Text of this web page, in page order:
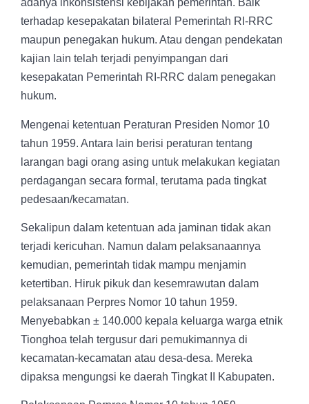
adanya inkonsistensi kebijakan pemerintah. Baik
terhadap kesepakatan bilateral Pemerintah RI-RRC
maupun penegakan hukum. Atau dengan pendekatan
kajian lain telah terjadi penyimpangan dari
kesepakatan Pemerintah RI-RRC dalam penegakan
hukum.
Mengenai ketentuan Peraturan Presiden Nomor 10
tahun 1959. Antara lain berisi peraturan tentang
larangan bagi orang asing untuk melakukan kegiatan
perdagangan secara formal, terutama pada tingkat
pedesaan/kecamatan.
Sekalipun dalam ketentuan ada jaminan tidak akan
terjadi kericuhan. Namun dalam pelaksanaannya
kemudian, pemerintah tidak mampu menjamin
ketertiban. Hiruk pikuk dan kesemrawutan dalam
pelaksanaan Perpres Nomor 10 tahun 1959.
Menyebabkan ± 140.000 kepala keluarga warga etnik
Tionghoa telah tergusur dari pemukimannya di
kecamatan-kecamatan atau desa-desa. Mereka
dipaksa mengungsi ke daerah Tingkat II Kabupaten.